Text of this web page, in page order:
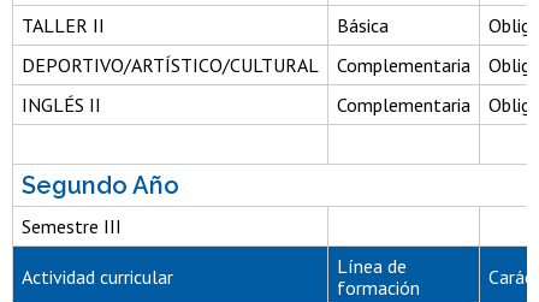
TALLER II
Básica
DEPORTIVO/ARTÍSTICO/CULTURAL
Complementaria
INGLÉS II
Complementaria
Segundo Año
Semestre III
Actividad curricular
Línea de
formación